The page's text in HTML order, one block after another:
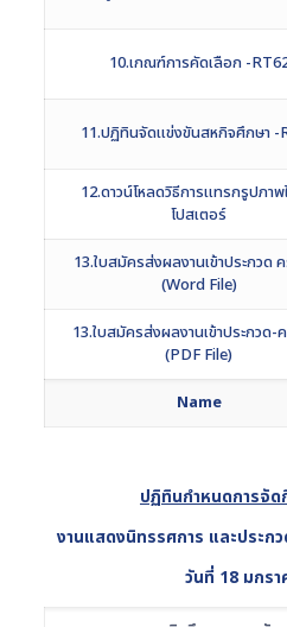
Name
10.เกณฑ์การคัดเลือก -
11.ปฏิทินจัดแข่งขันสหกิจศึกษา -
12.ดาวน์โหลดวิธีการแทรกรูปภา
โปสเตอร์
13.ใบสมัครส่งผลงานเข้าประกวด
(Word File)
13.ใบสมัครส่งผลงานเข้าประกวด-
(PDF File)
ปฏิทินกำหนดการจั
งานแสดงนิทรรศการ และประก
วันที่ 18 มกร